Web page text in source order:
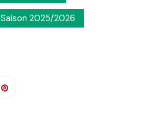
Saison 2025/2026